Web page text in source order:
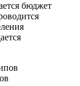
бюджет